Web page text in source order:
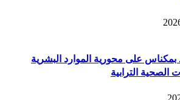
بمكناس على محورية الموارد البشرية
الترابية